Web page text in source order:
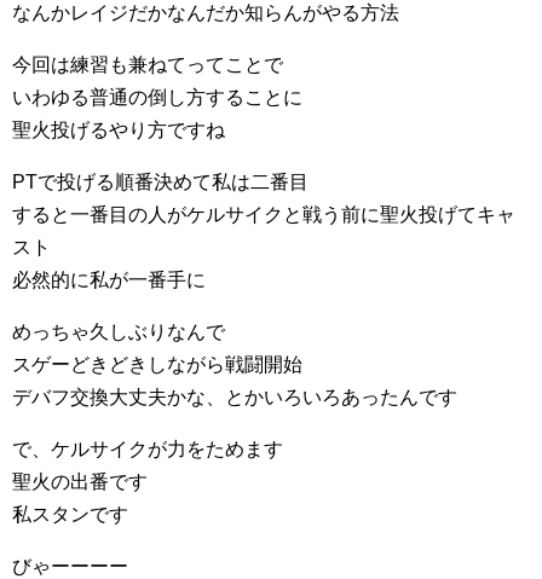
なんかレイジだかなんだか知らんがやる方法
今回は練習も兼ねてってことで
いわゆる普通の倒し方することに
聖火投げるやり方ですね
PTで投げる順番決めて私は二番目
すると一番目の人がケルサイクと戦う前に聖火投げてキャ
スト
必然的に私が一番手に
めっちゃ久しぶりなんで
スゲーどきどきしながら戦闘開始
デバフ交換大丈夫かな、とかいろいろあったんです
で、ケルサイクが力をためます
聖火の出番です
私スタンです
びゃーーーー